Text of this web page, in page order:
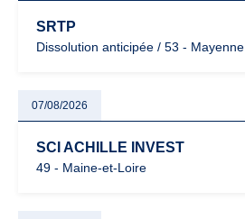
SRTP
Dissolution anticipée / 53 - Mayenne
07/08/2026
SCI ACHILLE INVEST
49 - Maine-et-Loire